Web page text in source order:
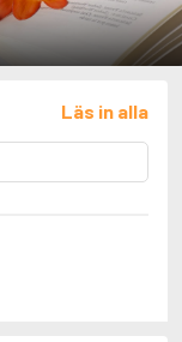
Läs in alla